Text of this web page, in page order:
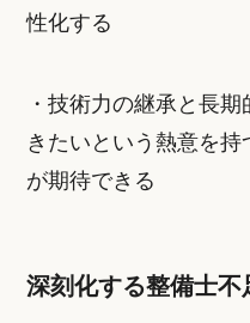
性化する
・技術力の継承と長
きたいという熱意を
が期待できる
深刻化する整備士